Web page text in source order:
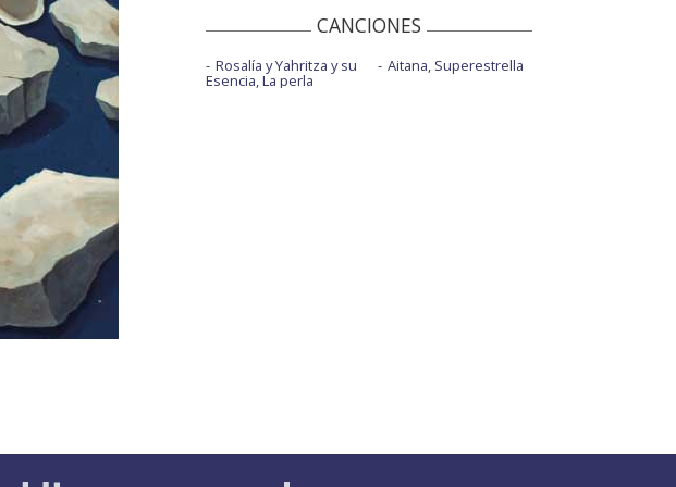
CANCIONES
Rosalía y Yahritza y su
Esencia, La perla
Aitana, Superestrella